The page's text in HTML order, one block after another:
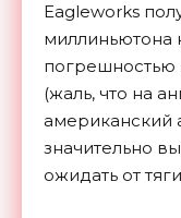
Eagleworks
миллиньютона
погрешностью
(жаль, что на
американский
значительно
ожидать от